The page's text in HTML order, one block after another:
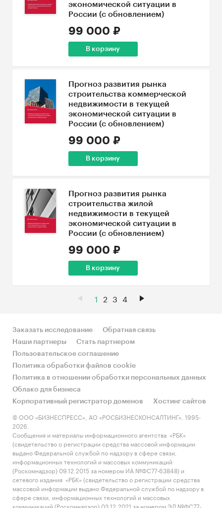
экономической ситуации в
России (с обновлением)
99 000 ₽
В корзину
Прогноз развития рынка
строительства коммерческой
недвижимости в текущей
экономической ситуации в
России (с обновлением)
99 000 ₽
В корзину
Прогноз развития рынка
строительства жилой
недвижимости в текущей
экономической ситуации в
России (с обновлением)
99 000 ₽
В корзину
1 2 3 4
Заказать исследование
Обратная связь
Наши партнеры
Стать партнером
Пользовательское соглашение
Политика обработки файлов cookie
Политика в отношении обработки персональных данных
Облако для бизнеса
Корпоративный регистратор доменов
Хостинг сайтов
© ООО «БИЗНЕСПРЕСС», АО «РОСБИЗНЕСКОНСАЛТИНГ», 1995-
2026.
Сообщения и материалы информационного агентства «РБК»
(свидетельство о регистрации средства массовой информации
выдано Федеральной службой по надзору в сфере связи,
информационных технологий и массовых коммуникаций
(Роскомнадзор) 09.12.2015 за номером ИА №ФС77-63848) и
сетевого издания «РБК» (свидетельство о регистрации средства
массовой информации выдано Федеральной службой по надзору в
сфере связи, информационных технологий и массовых
коммуникаций (Роскомнадзор) 03.12.2021 за номером ЭЛ №ФС77-